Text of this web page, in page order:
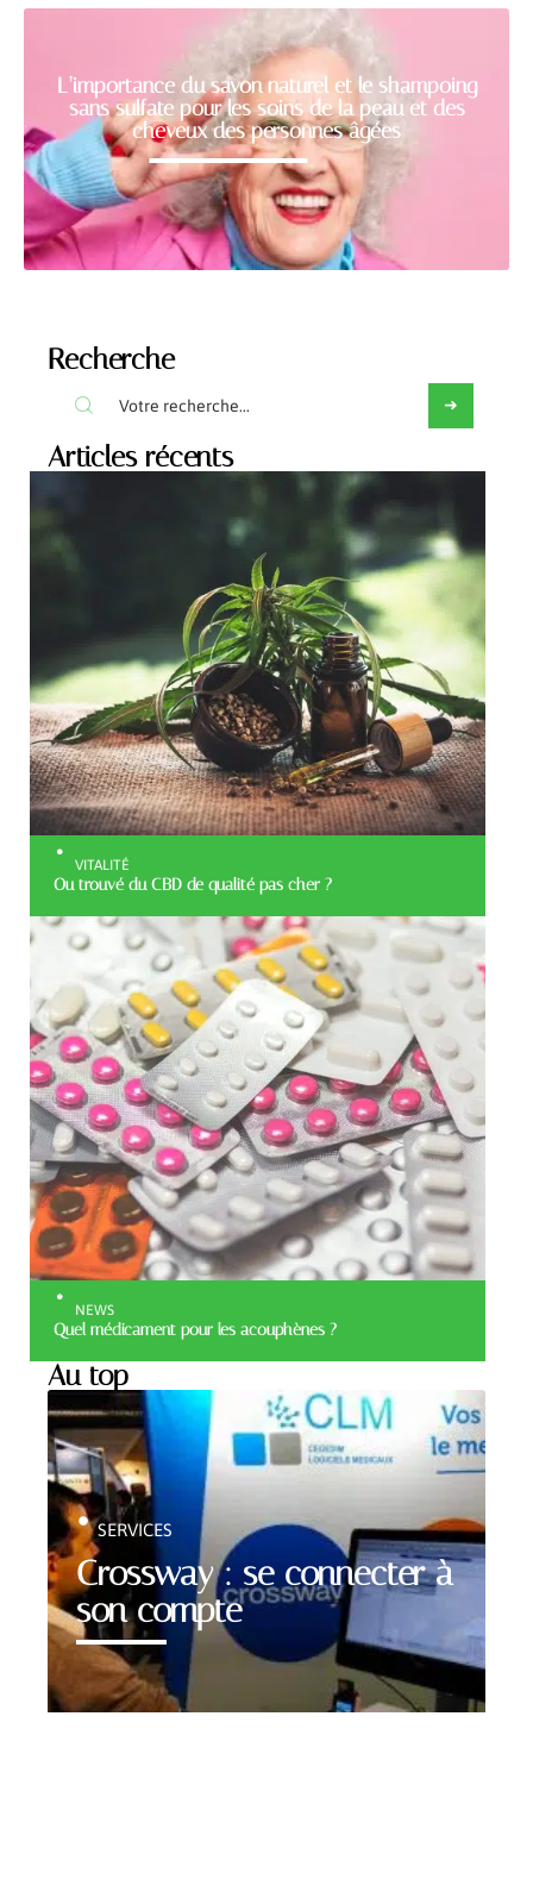
L’importance du savon naturel et le shampoing
sans sulfate pour les soins de la peau et des
cheveux des personnes âgées
Recherche
Articles récents
VITALITÉ
Ou trouvé du CBD de qualité pas cher ?
NEWS
Quel médicament pour les acouphènes ?
Au top
Crossway : se connecter à
son compte
SERVICES